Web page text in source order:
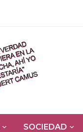
SOCIEDAD